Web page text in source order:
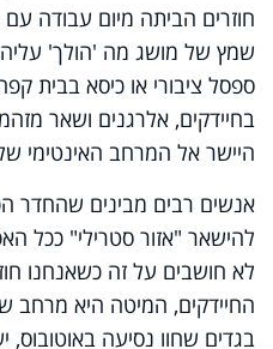
חוזרים הביתה מיום עבודה עם
שמץ של מושג מה 'הולך'
ספסל ציבורי או כיסא בבית
בחיידקים, אלרגנים ושאר
היישר אל המרחב האינטימי
אנשים רבים מבינים שהחדר
להישאר "אזור סטרילי" ככל
לא חושבים על זה כשאנחנו
החיידקים, המיטה היא מרחב
בגדים שחוו נסיעה